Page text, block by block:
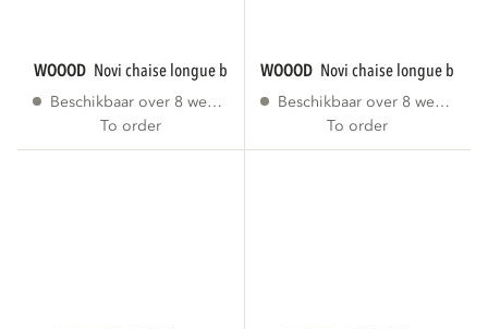
WOOOD novi chaise longue bank rechts...
Beschikbaar over 8 weken
To order
WOOOD novi chaise longue bank
Beschikbaar over 8 weken
To order